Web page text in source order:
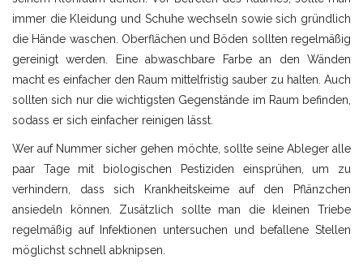
immer die Kleidung und Schuhe wechseln sowie sich gründlich
die Hände waschen. Oberflächen und Böden sollten regelmäßig
gereinigt werden. Eine abwaschbare Farbe an den Wänden
macht es einfacher den Raum mittelfristig sauber zu halten. Auch
sollten sich nur die wichtigsten Gegenstände im Raum befinden,
sodass er sich einfacher reinigen lässt.
Wer auf Nummer sicher gehen möchte, sollte seine Ableger alle
paar Tage mit biologischen Pestiziden einsprühen, um zu
verhindern, dass sich Krankheitskeime auf den Pflänzchen
ansiedeln können. Zusätzlich sollte man die kleinen Triebe
regelmäßig auf Infektionen untersuchen und befallene Stellen
möglichst schnell abknipsen.